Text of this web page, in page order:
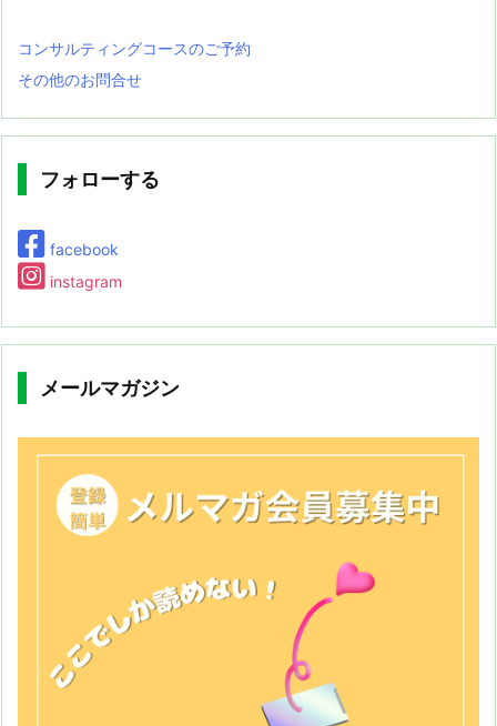
コンサルティングコースのご予約
その他のお問合せ
フォローする
facebook
instagram
メールマガジン